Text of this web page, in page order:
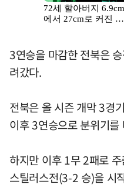
3연승을 마감한 전북은
려갔다.
전북은 올 시즌 개막 3경
이후 3연승으로 분위기를
하지만 이후 1무 2패로
스틸러스전(3-2 승)을 시